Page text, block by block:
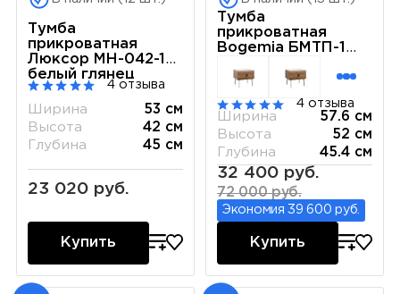
Тумба
прикроватная
Люксор MH-042-14
белый глянец
4 отзыва
Ширина
53 см
Высота
42 см
Глубина
45 см
23 020 руб.
Купить
Тумба
прикроватная
Bogemia БМТП-1
4 отзыва
Ширина
57.6 см
Высота
52 см
Глубина
45.4 см
32 400 руб.
72 000 руб.
Экономия 39 600 руб.
Купить